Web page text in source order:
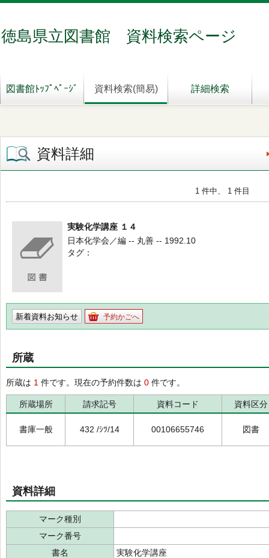
徳島県立図書館 資料検索ページ
図書館ﾄｯﾌﾟﾍﾟｰｼﾞ 資料検索(簡易) 詳細検索
資料詳細
1 件中、 1 件目
実験化学講座 １４
日本化学会／編 -- 丸善 -- 1992.10
タグ
新着資料お知らせ 予約かごへ
所蔵
所蔵は 1 件です。現在の予約件数は 0 件です。
所蔵場所 請求記号 資料コード 資料区分
書庫一般 432 /ｼﾂ/14 00106655746 図書
資料詳細
マーク種別
マーク番号
書名
実験化学講座